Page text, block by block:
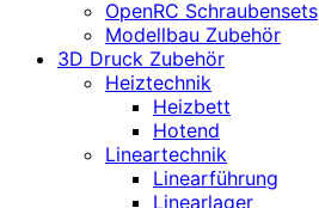
OpenRC Schraubensets
Modellbau Zubehör
3D Druck Zubehör
Heiztechnik
Heizbett
Hotend
Lineartechnik
Linearführung
Linearlager